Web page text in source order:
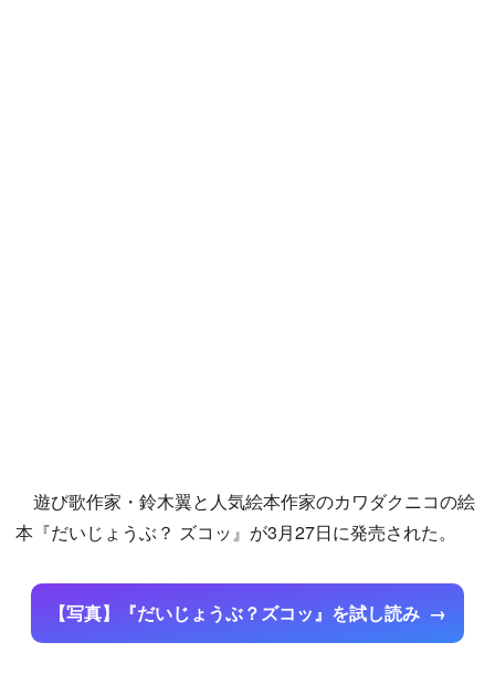
遊び歌作家・鈴木翼と人気絵本作家のカワダクニコの絵
本『だいじょうぶ？ ズコッ』が3月27日に発売された。
【写真】『だいじょうぶ？ズコッ』を試し読み